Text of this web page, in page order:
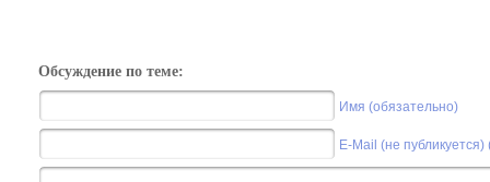
Обсуждение по теме:
Имя (обязательно)
E-Mail (не